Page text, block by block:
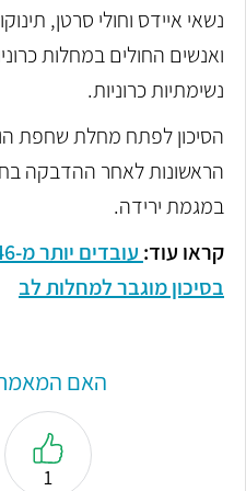
נשאי איידס וחולי סרטן,
ואנשים החולים במחלות
נשימתיות כרוניות.
הסיכון לפתח מחלת שחפת
הראשונות לאחר ההדבקה
במגמת ירידה.
קראו עוד:
בסיכון מוגבר למחלות לב
האם המאמר
1